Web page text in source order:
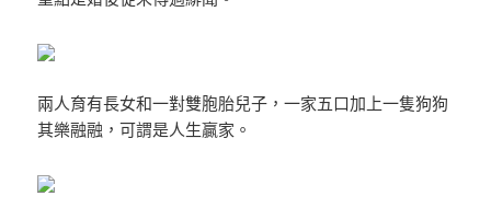
兩人育有長女和一對雙胞胎兒子，一家五口加上一隻狗狗
其樂融融，可謂是人生贏家。